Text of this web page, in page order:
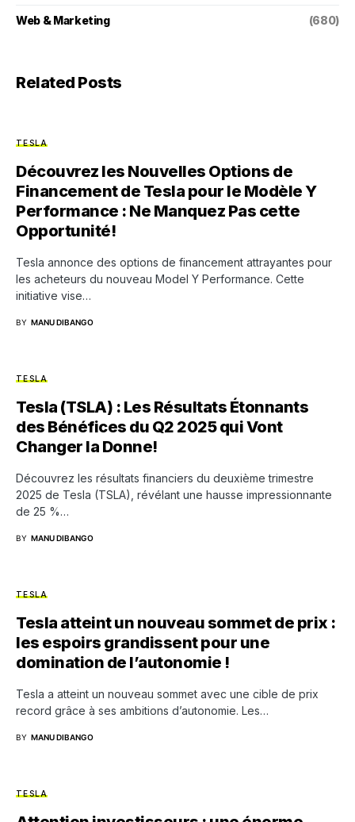
Web & Marketing (680)
Related Posts
TESLA
Découvrez les Nouvelles Options de
Financement de Tesla pour le Modèle Y
Performance : Ne Manquez Pas cette
Opportunité!
Tesla annonce des options de financement attrayantes pour
les acheteurs du nouveau Model Y Performance. Cette
initiative vise…
BY MANU DIBANGO
TESLA
Tesla (TSLA) : Les Résultats Étonnants
des Bénéfices du Q2 2025 qui Vont
Changer la Donne!
Découvrez les résultats financiers du deuxième trimestre
2025 de Tesla (TSLA), révélant une hausse impressionnante
de 25 %…
BY MANU DIBANGO
TESLA
Tesla atteint un nouveau sommet de prix :
les espoirs grandissent pour une
domination de l’autonomie !
Tesla a atteint un nouveau sommet avec une cible de prix
record grâce à ses ambitions d’autonomie. Les…
BY MANU DIBANGO
TESLA